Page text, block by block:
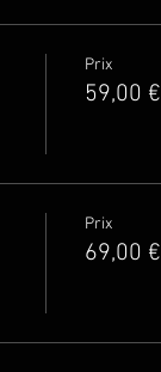
Prix
59,00 €
Prix
69,00 €